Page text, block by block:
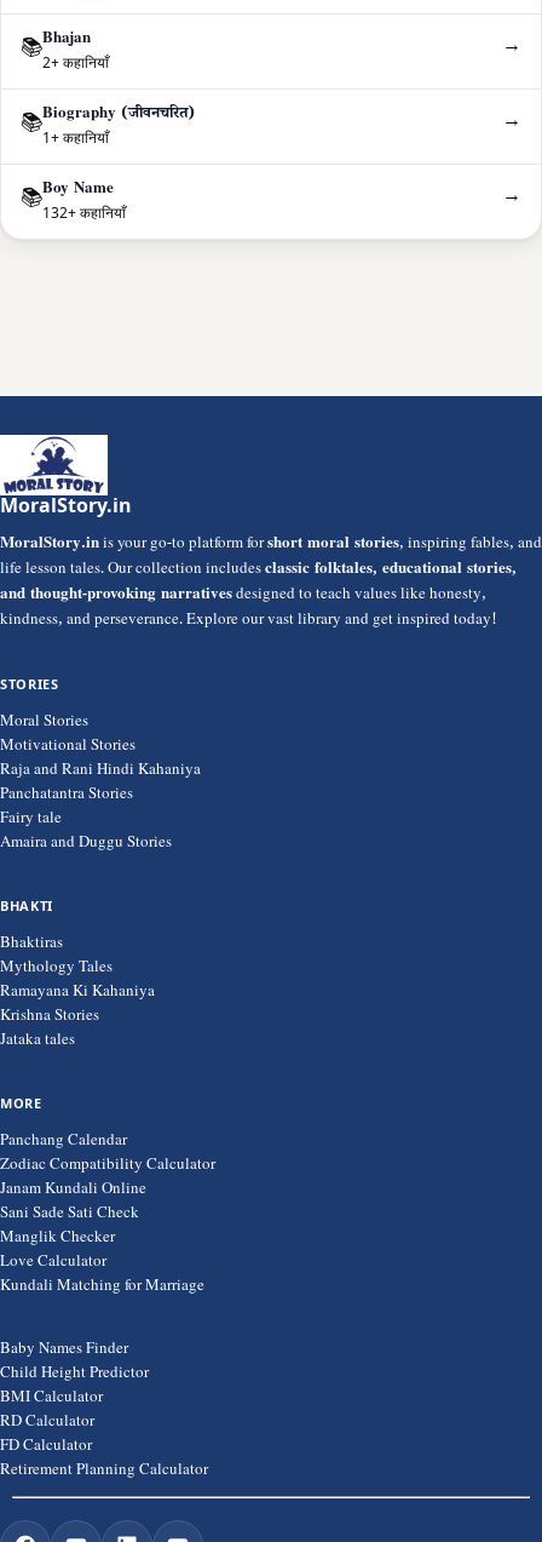
📚Bhajan
2+ कहानियाँ
→
📚Biography (जीवनचरित)
1+ कहानियाँ
→
📚Boy Name
132+ कहानियाँ
→
MoralStory.in
MoralStory.inis your go-to platform forshort moral stories, inspiring fables, and
life lesson tales. Our collection includesclassic folktales, educational stories,
and thought-provoking narrativesdesigned to teach values like honesty,
kindness, and perseverance. Explore our vast library and get inspired today!
STORIES
Moral Stories
Motivational Stories
Raja and Rani Hindi Kahaniya
Panchatantra Stories
Fairy tale
Amaira and Duggu Stories
BHAKTI
Bhaktiras
Mythology Tales
Ramayana Ki Kahaniya
Krishna Stories
Jataka tales
MORE
Panchang Calendar
Zodiac Compatibility Calculator
Janam Kundali Online
Sani Sade Sati Check
Manglik Checker
Love Calculator
Kundali Matching for Marriage
Baby Names Finder
Child Height Predictor
BMI Calculator
RD Calculator
FD Calculator
Retirement Planning Calculator